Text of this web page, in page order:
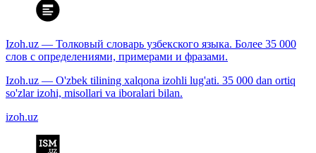
Izoh.uz — Толковый словарь узбекского языка. Более 35 000
слов с определениями, примерами и фразами.
Izoh.uz — O'zbek tilining xalqona izohli lug'ati. 35 000 dan ortiq
so'zlar izohi, misollari va iboralari bilan.
izoh.uz